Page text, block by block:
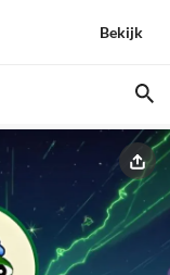
Bekijk